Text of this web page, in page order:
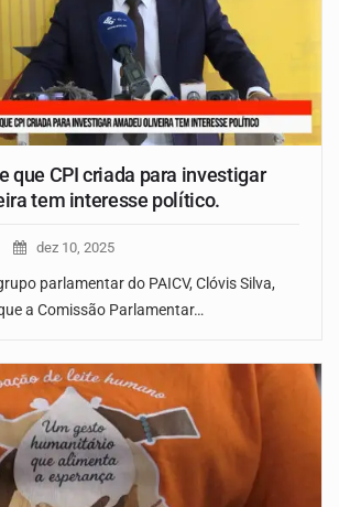
que CPI criada para investigar
tem interesse político.
dez 10, 2025
parlamentar do PAICV, Clóvis Silva,
a Comissão Parlamentar…